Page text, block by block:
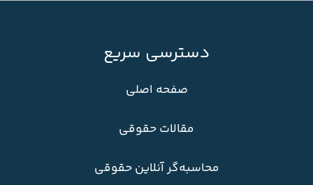
دسترسی سریع
صفحه اصلی
مقالات حقوقی
محاسبه‌گر آنلاین حقوقی